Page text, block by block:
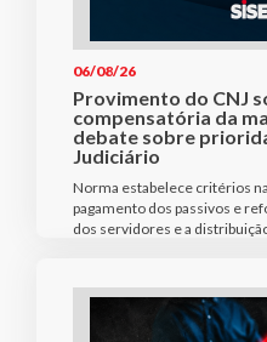
06/08/26
Provimento do CNJ
compensatória da
debate sobre
Judiciário
Norma estabelece critérios
pagamento dos passivos e
dos servidores e a